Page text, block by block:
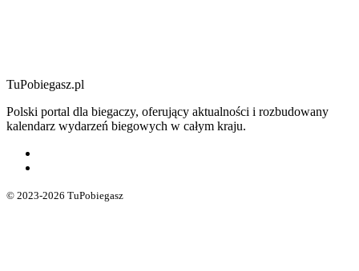
TuPobiegasz.pl
Polski portal dla biegaczy, oferujący aktualności i rozbudowany
kalendarz wydarzeń biegowych w całym kraju.
© 2023-2026 TuPobiegasz